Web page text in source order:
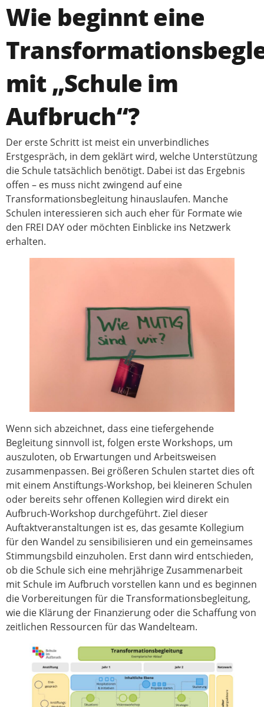
Wie beginnt eine
mit „Schule im
Aufbruch“?
Der erste Schritt ist meist ein unverbindliches
Erstgespräch, in dem geklärt wird, welche Unterstützung
die Schule tatsächlich benötigt. Dabei ist das Ergebnis
offen – es muss nicht zwingend auf eine
Transformationsbegleitung hinauslaufen. Manche
Schulen interessieren sich auch eher für Formate wie
den FREI DAY oder möchten Einblicke ins Netzwerk
erhalten.
Wenn sich abzeichnet, dass eine tiefergehende
Begleitung sinnvoll ist, folgen erste Workshops, um
auszuloten, ob Erwartungen und Arbeitsweisen
zusammenpassen. Bei größeren Schulen startet dies oft
mit einem Anstiftungs-Workshop, bei kleineren Schulen
oder bereits sehr offenen Kollegien wird direkt ein
Aufbruch-Workshop durchgeführt. Ziel dieser
Auftaktveranstaltungen ist es, das gesamte Kollegium
für den Wandel zu sensibilisieren und ein gemeinsames
Stimmungsbild einzuholen. Erst dann wird entschieden,
ob die Schule sich eine mehrjährige Zusammenarbeit
mit Schule im Aufbruch vorstellen kann und es beginnen
die Vorbereitungen für die Transformationsbegleitung,
wie die Klärung der Finanzierung oder die Schaffung von
zeitlichen Ressourcen für das Wandelteam.